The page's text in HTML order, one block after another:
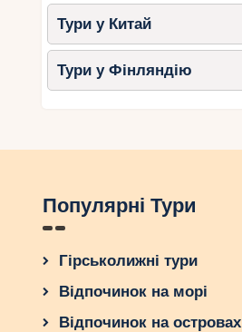
Тури у Китай
Тури у Фінляндію
Популярні Тури
Гірськолижні тури
Відпочинок на морі
Відпочинок на островах